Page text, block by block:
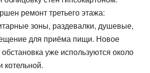
ремонт третьего этажа:
зоны, раздевалки, душевые,
для приёма пищи. Новое
уже используются около
котельной.